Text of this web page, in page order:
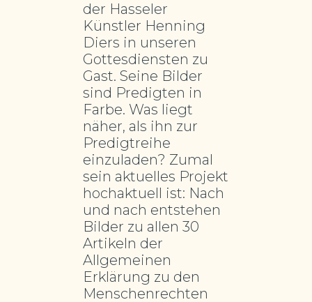
der Hasseler
Künstler Henning
Diers in unseren
Gottesdiensten zu
Gast. Seine Bilder
sind Predigten in
Farbe. Was liegt
näher, als ihn zur
Predigtreihe
einzuladen? Zumal
sein aktuelles Projekt
hochaktuell ist: Nach
und nach entstehen
Bilder zu allen 30
Artikeln der
Allgemeinen
Erklärung zu den
Menschenrechten